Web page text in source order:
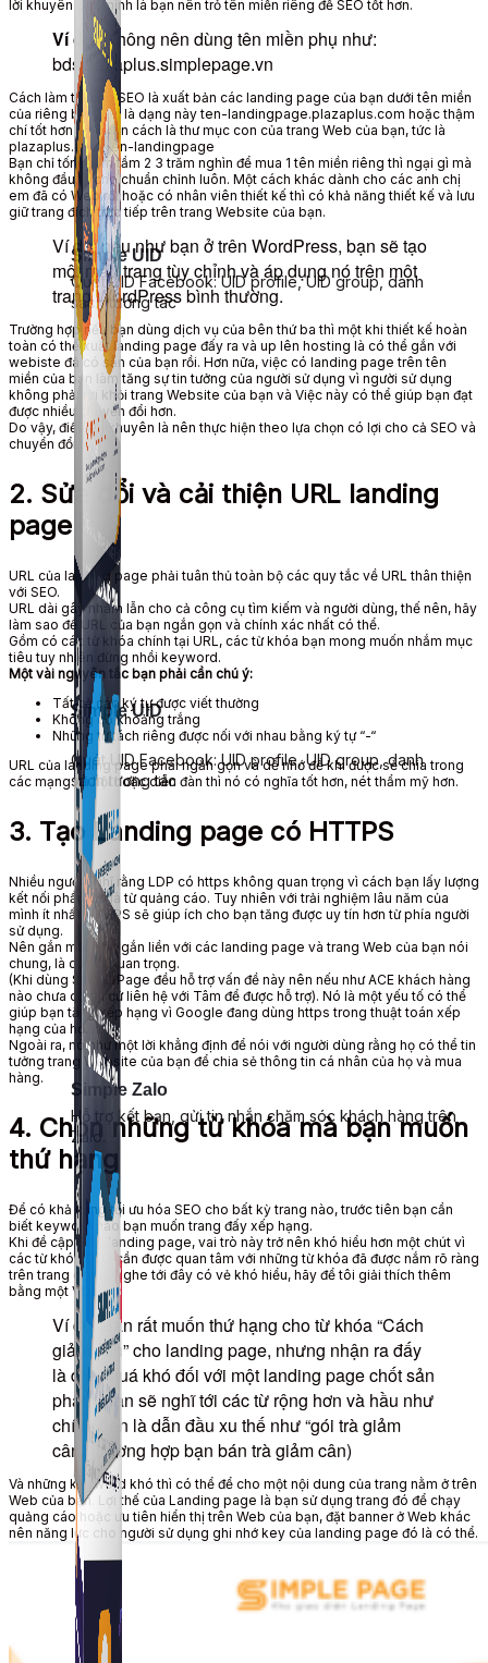
Simple UID
Quét UID Facebook: UID profile, UID group, danh
sách tương tác
Simple Zalo
Hỗ trợ kết bạn, gửi tin nhắn chăm sóc khách hàng trên
Zalo.
Simple UID
Quét UID Facebook: UID profile, UID group, danh
sách tương tác
Simple Zalo
Hỗ trợ kết bạn, gửi tin nhắn chăm sóc khách hàng trên
lời khuyên của mình là bạn nên trỏ tên miền riêng để SEO tốt hơn.
Ví dụ:Không nên dùng tên miền phụ như:
bdsplazaplus.simplepage.vn
Cách làm tốt cho SEO là xuất bản các landing page của bạn dưới tên miền
của riêng bạn, tức là dạng này ten-landingpage.plazaplus.com hoặc thậm
chí tốt hơn với
nhân cách là thư mục con củatrang Web của bạn, tức là
plazaplus.com/ten-landingpage
Bạn chỉ tốn thêm tầm 2 3 trăm nghìn để mua 1 tên miền riêng thì ngại gì mà
không đầu tư cho chuẩn chỉnh luôn. Một cách khác dành cho các anh chị
em đã có Webrồi hoặc có nhân viên thiết kế thì có khả năng thiết kế và lưu
giữtrang đích trực tiếp trêntrang Website của bạn.
Ví dụ:nếu như bạn ở trên WordPress, bạn sẽtạo
một mẫu trang tùy chỉnh và áp dụng nó trên một
trang WordPress bình thường.
Trường hợp nếu bạn dùng dịch vụ của bên thứ ba thì một khi thiết kế hoàn
toàn có thểxuất landing page đấy ra và up lên hosting là có thể gắn với
webiste đã có sẵn của bạn rồi. Hơn nữa, việc có landing page trên tên
miền của bạn làmtăng sự tin tưởng của người sử dụng vì người sử dụng
không phải rời khỏitrang Website của bạn và Việc này có thể giúp bạn đạt
được nhiều chuyển đổi hơn.
Do vậy, điều tôi khuyên là nênthực hiện theo lựa chọn có lợi cho cả SEO và
chuyển đổi.
2. Sửa đổi và cải thiện URL landing
page
URL của landing page phải tuân thủtoàn bộ các quy tắc về URL thân thiện
với SEO.
URL dài gây nhầm lẫn cho cả công cụ tìm kiếm và người dùng,thế nên, hãy
làm sao để URL của bạn ngắn gọn và chính xác nhất có thể.
Gồm có các từ khóa chính tại URL, cáctừ khóa bạn mong muốn nhắm mục
tiêu tuy nhiên đừng nhồi keyword.
Một vài nguyên tắc bạn phải cần chú ý:
Tất cả các ký tự được viết thường
Không có khoảng trắng
Những từ tách riêng được nối với nhau bằng ký tự “-“
URL của landing page phải ngắn gọn và dễ nhớ để khi đượcsẻ chia trong
các mạng xã hội hoặc diễn đàn thì nó có nghĩa tốt hơn, nét thẩm mỹ hơn.
3. Tạo Landing page có HTTPS
Nhiều người nghĩ rằng LDP có https không quan trọng vì cách bạn lấy lượng
kết nối phần lớnlà từ quảng cáo. Tuy nhiên với trải nghiệm lâu năm của
mình ít nhất HTTPS sẽ giúp ích cho bạn tăng được uy tín hơn từ phía người
sử dụng.
Nên gắn một SSL gắn liền với các landing page vàtrang Web của bạn nói
chung, là cực kì quan trọng.
(Khi dùng SimplePage đều hỗ trợ vấn đề này nên nếu nhưACE khách hàng
nào chưa có thì cứliên hệ với Tâm để được hỗ trợ). Nó là một yếu tố có thể
giúp bạn tăngxếp hạng vì Google đang dùng https trong thuật toán xếp
hạng của họ.
Ngoài ra, nó như một lời khẳng định để nói với người dùng rằng họ có thểtin
tưởngtrang Website của bạn để chia sẻthông tin cá nhân của họ và mua
hàng.
4. Chọn nhữngtừ khóamà bạnmuốn
thứ hạng
Để có khả năng tối ưu hóa SEO cho bất kỳ trang nào,trước tiên bạn cần
biết keyword nào bạn muốn trang đấy xếp hạng.
Khi đề cậpSEO landing page, vai trò này trở nên khó hiểu hơn một chút vì
cáctừ khóa SEO cần được quan tâm với nhữngtừ khóa đã được nắm rõ ràng
trên trang chính. Nghe tới đây có vẻ khó hiểu, hãy để tôi giải thích thêm
bằng một VD này.
Ví dụ: Bạn rất muốn thứ hạng chotừ khóa“Cách
giảm cân” cho landing page, nhưng nhận rađấy
là điều quá khó đối với một landing page chốt sản
phẩm.bạn sẽ nghĩ tới các từ rộng hơn và hầu như
chính bạn là dẫn đầu xu thế như “gói trà giảm
cân” (trường hợp bạn bán trà giảm cân)
Và những keyword khó thì có thể để cho một nội dung của trang nằm ở trên
Web của bạn. Lợi thế của Landing page là bạn sử dụng trang đó để chạy
quảng cáo hoặc ưu tiên hiển thị trên Web của bạn, đặt banner ở Web khác
nên năng lực cho người sử dụng ghi nhớ key của landing page đó là có thể.